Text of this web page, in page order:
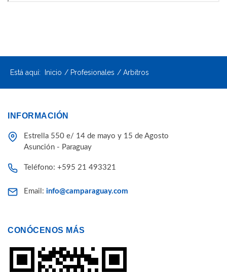
Está aquí: Inicio Profesionales Arbitros
INFORMACIÓN
Estrella 550 e/ 14 de mayo y 15 de Agosto
Asunción - Paraguay
Teléfono: +595 21 493321
Email: info@camparaguay.com
CONÓCENOS MÁS